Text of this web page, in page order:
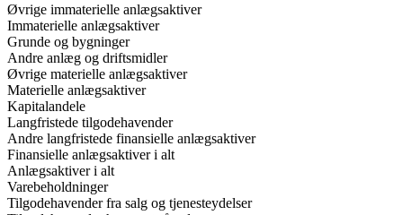
Øvrige immaterielle anlægsaktiver
Immaterielle anlægsaktiver
Grunde og bygninger
Andre anlæg og driftsmidler
Øvrige materielle anlægsaktiver
Materielle anlægsaktiver
Kapitalandele
Langfristede tilgodehavender
Andre langfristede finansielle anlægsaktiver
Finansielle anlægsaktiver i alt
Anlægsaktiver i alt
Varebeholdninger
Tilgodehavender fra salg og tjenesteydelser